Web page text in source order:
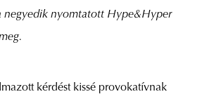
negyedik nyomtatott Hype&Hyper
kérdést kissé provokatívnak